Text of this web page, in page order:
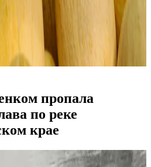
пропала
по реке
крае